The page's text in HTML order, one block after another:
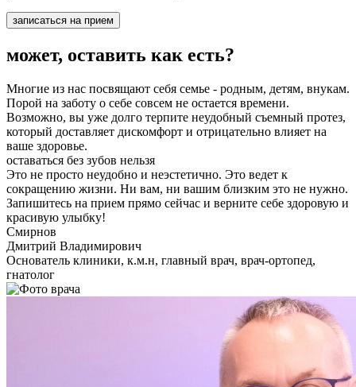
записаться на прием
может, оставить как есть?
Многие из нас посвящают себя семье - родным, детям, внукам.
Порой на заботу о себе совсем не остается времени.
Возможно, вы уже долго терпите неудобный съемный протез,
который доставляет дискомфорт и отрицательно влияет на
ваше здоровье.
оставаться без зубов нельзя
Это не просто неудобно и неэстетично. Это ведет к
сокращению жизни. Ни вам, ни вашим близким это не нужно.
Запишитесь на прием прямо сейчас и верните себе здоровую и
красивую улыбку!
Смирнов
Дмитрий Владимирович
Основатель клиники, к.м.н, главный врач, врач-ортопед,
гнатолог